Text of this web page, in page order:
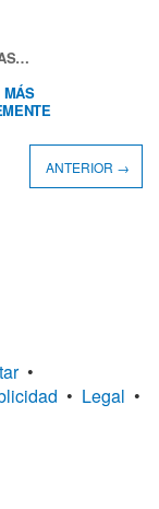
MÁS
ANTERIOR →
•
• Legal •